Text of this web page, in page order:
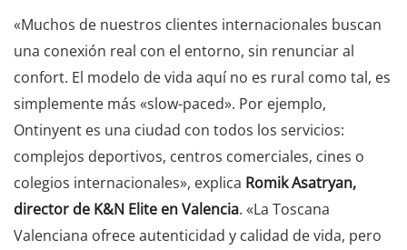
«Muchos de nuestros clientes internacionales buscan
una conexión real con el entorno, sin renunciar al
confort. El modelo de vida aquí no es rural como tal, es
simplemente más «slow-paced». Por ejemplo,
Ontinyent es una ciudad con todos los servicios:
complejos deportivos, centros comerciales, cines o
colegios internacionales», explica Romik Asatryan,
director de K&N Elite en Valencia. «La Toscana
Valenciana ofrece autenticidad y calidad de vida, pero